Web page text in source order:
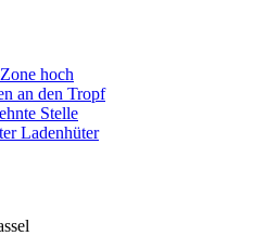
hoch
an den Tropf
Stelle
Ladenhüter